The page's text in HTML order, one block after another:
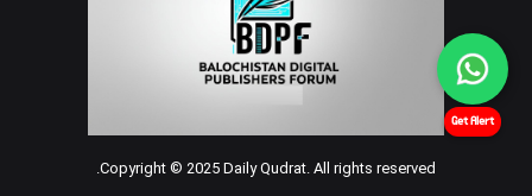
Copyright © 2025 Daily Qudrat. All rights reserved.
Get Alert